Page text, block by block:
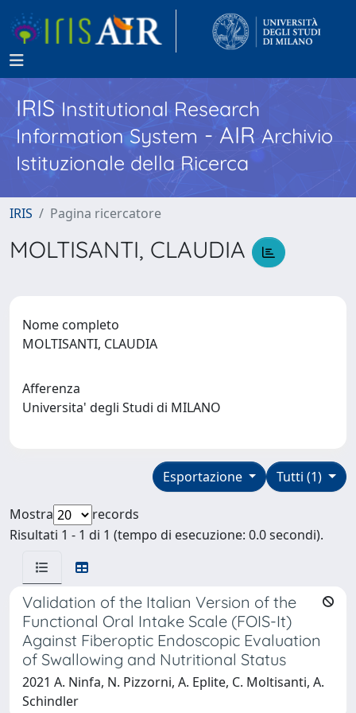
IRISInstitutional Research
Information System - AIR Archivio
Istituzionale della Ricerca
IRIS Pagina ricercatore
MOLTISANTI, CLAUDIA
Nome completo
MOLTISANTI, CLAUDIA
Afferenza
Universita' degli Studi di MILANO
Tutti (1)
Esportazione
Mostra
records
Risultati 1 - 1 di 1 (tempo di esecuzione: 0.0 secondi).
Validation of the Italian Version of the
Functional Oral Intake Scale (FOIS-It)
Against Fiberoptic Endoscopic Evaluation
of Swallowing and Nutritional Status
2021 A. Ninfa, N. Pizzorni, A. Eplite, C. Moltisanti, A.
Schindler